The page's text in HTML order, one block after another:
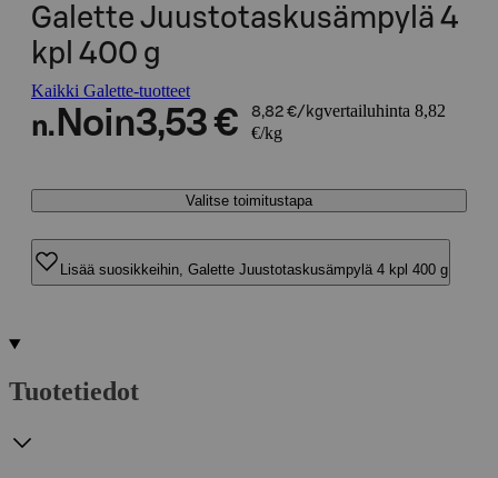
Galette Juustotaskusämpylä 4
kpl 400 g
Kaikki Galette-tuotteet
n. Noin3,53 € 8,82 €/kgvertailuhinta 8,82
€/kg
Valitse toimitustapa
Lisää suosikkeihin, Galette Juustotaskusämpylä 4 kpl 400 g
Tuotetiedot